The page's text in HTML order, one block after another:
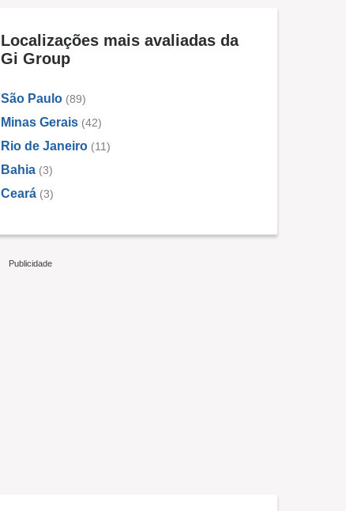
Localizações mais avaliadas da
Gi Group
São Paulo (89)
Minas Gerais (42)
Rio de Janeiro (11)
Bahia (3)
Ceará (3)